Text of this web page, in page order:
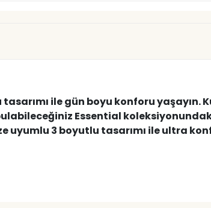
ile gün boyu konforu yaşayın.
Essential
uyumlu 3 boyutlu tasarımı ile ultra